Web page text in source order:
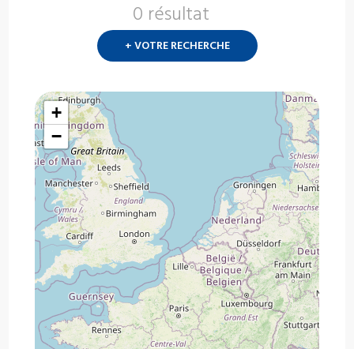
0 résultat
+ VOTRE RECHERCHE
+
−